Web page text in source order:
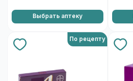
Выбрать аптеку
По рецепту